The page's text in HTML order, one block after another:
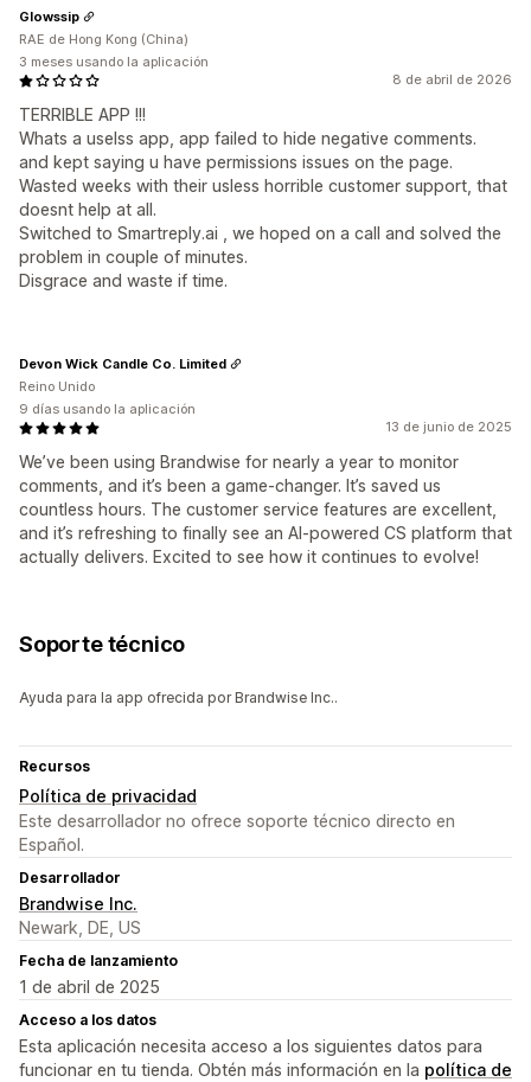
8 de abril de 2026
TERRIBLE APP !!!
Whats a uselss app, app failed to hide negative comments.
and kept saying u have permissions issues on the page.
Wasted weeks with their usless horrible customer support, that
doesnt help at all.
Switched to Smartreply.ai , we hoped on a call and solved the
problem in couple of minutes.
Disgrace and waste if time.
Glowssip
RAE de Hong Kong (China)
3 meses usando la aplicación
13 de junio de 2025
We’ve been using Brandwise for nearly a year to monitor
comments, and it’s been a game-changer. It’s saved us
countless hours. The customer service features are excellent,
and it’s refreshing to finally see an AI-powered CS platform that
actually delivers. Excited to see how it continues to evolve!
Devon Wick Candle Co. Limited
Reino Unido
9 días usando la aplicación
Soporte técnico
Ayuda para la app ofrecida por Brandwise Inc..
Recursos
Política de privacidad
Este desarrollador no ofrece soporte técnico directo en
Español.
Desarrollador
Brandwise Inc.
Newark, DE, US
Fecha de lanzamiento
1 de abril de 2025
Acceso a los datos
Esta aplicación necesita acceso a los siguientes datos para
funcionar en tu tienda. Obtén más información en la política de